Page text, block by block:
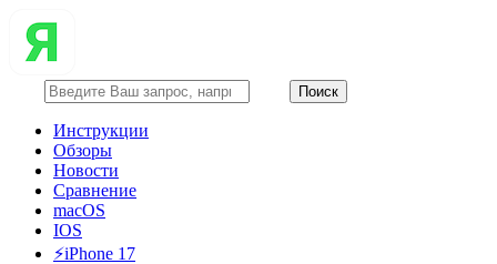
Инструкции
Обзоры
Новости
Сравнение
macOS
IOS
⚡️iPhone 17